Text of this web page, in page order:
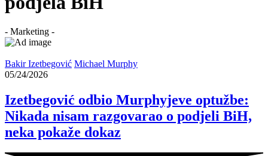
- Marketing -
Bakir Izetbegović Michael Murphy
05/24/2026
Izetbegović odbio Murphyjeve optužbe:
Nikada nisam razgovarao o podjeli BiH,
neka pokaže dokaz